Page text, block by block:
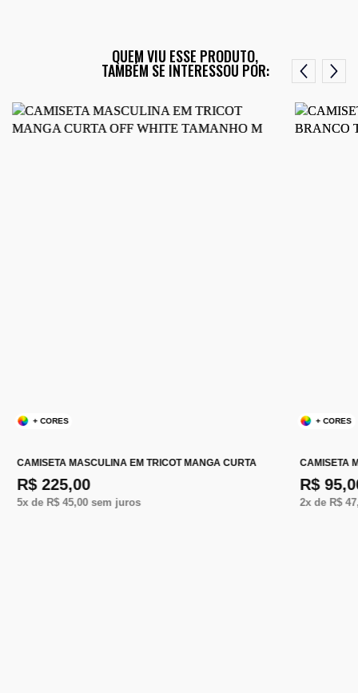
QUEM VIU ESSE PRODUTO,
TAMBÉM SE INTERESSOU POR:
+ CORES
CAMISETA MASCULINA EM TRICOT MANGA CURTA
R$ 225,00
5x de R$ 45,00sem juros
+ CORES
CAMISETA
R$
2x de R$